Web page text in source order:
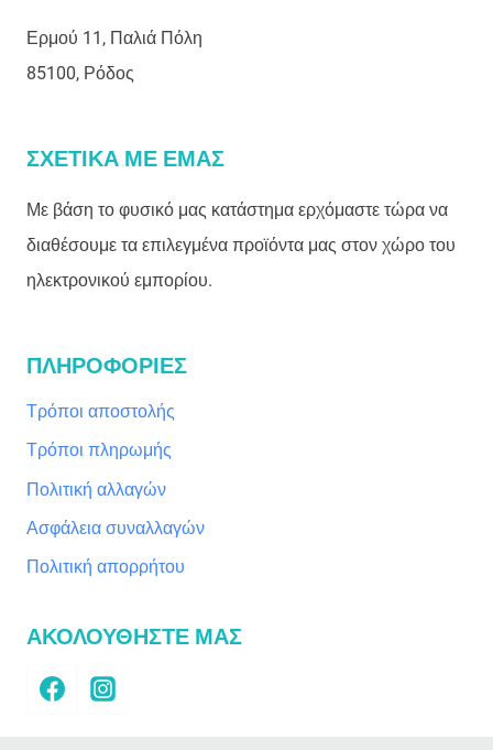
Ερμού 11, Παλιά Πόλη
85100, Ρόδος
ΣΧΕΤΙΚΑ ΜΕ ΕΜΑΣ
Με βάση το φυσικό μας κατάστημα ερχόμαστε τώρα να
διαθέσουμε τα επιλεγμένα προϊόντα μας στον χώρο του
ηλεκτρονικού εμπορίου.
ΠΛΗΡΟΦΟΡΙΕΣ
Τρόποι αποστολής
Τρόποι πληρωμής
Πολιτική αλλαγών
Ασφάλεια συναλλαγών
Πολιτική απορρήτου
ΑΚΟΛΟΥΘΗΣΤΕ ΜΑΣ